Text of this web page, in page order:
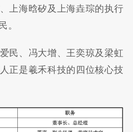
上海晗矽及上海垚琮的执行
。
民、冯大增、王奕琼及梁虹
正是羲禾科技的四位核心技